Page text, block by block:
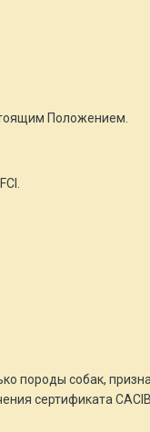
Положением.
породы собак,
сертификата